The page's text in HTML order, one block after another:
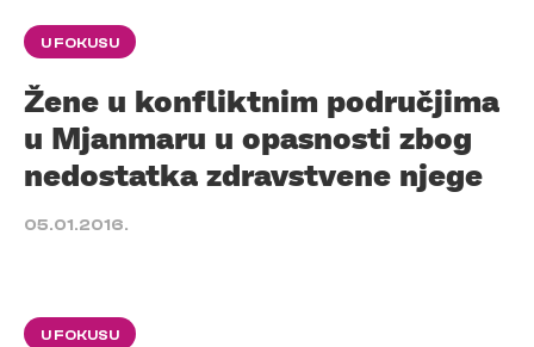
U FOKUSU
Žene u konfliktnim područjima
u Mjanmaru u opasnosti zbog
nedostatka zdravstvene njege
05.01.2016.
U FOKUSU